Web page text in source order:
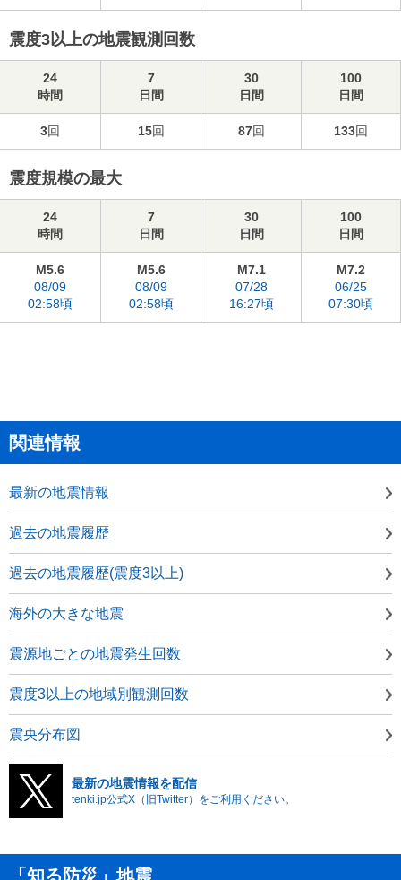
震度3以上の地震観測回数
24
時間
7
日間
30
日間
100
日間
3回 15回 87回 133回
震度規模の最大
24
時間
7
日間
30
日間
100
日間
M5.6
08/09
02:58頃
M5.6
08/09
02:58頃
M7.1
07/28
16:27頃
M7.2
06/25
07:30頃
関連情報
最新の地震情報
過去の地震履歴
過去の地震履歴(震度3以上)
海外の大きな地震
震源地ごとの地震発生回数
震度3以上の地域別観測回数
震央分布図
最新の地震情報を配信
tenki.jp公式X（旧Twitter）をご利用ください。
「知る防災」地震